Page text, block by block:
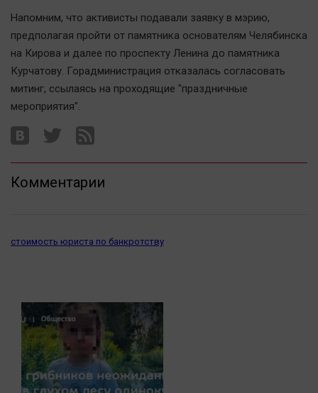
Напомним, что активисты подавали заявку в мэрию,
предполагая пройти от памятника основателям Челябинска
на Кирова и далее по проспекту Ленина до памятника
Курчатову. Горадминистрация отказалась согласовать
митинг, ссылаясь на проходящие "праздничные
мероприятия".
Комментарии
стоимость юриста по банкротству